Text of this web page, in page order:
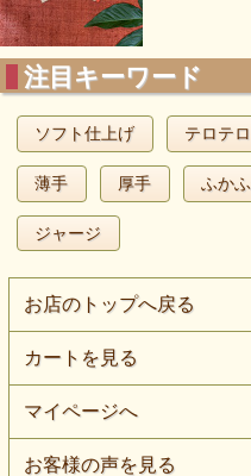
注目キーワード
ソフト仕上げ テロテロ
薄手 厚手 ふか
ジャージ
お店のトップへ戻る
カートを見る
マイページへ
お客様の声を見る